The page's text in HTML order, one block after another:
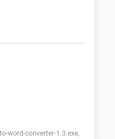
word-converter-1.3.exe,